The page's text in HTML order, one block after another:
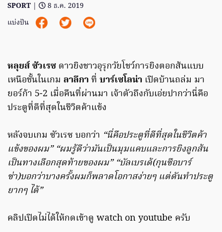
SPORT |
8 ธ.ค. 2019
แบ่งปัน
หลุยส์ ซัวเรซ ดาวยิงชาวอุรุกวัยโชว์การยิงตอกส้นแบบ
เหนือชั้นในเกม ลาลีกาที่ บาร์เซโลน่า เปิดบ้านถล่ม มา
ยอร์ก้า 5-2 เมื่อคืนที๋ผ่านมา เจ้าตัวถึงกับเอ่ยปากว่านี่คือ
ประตูที่ดีที่สุดในชีวิตค้าแข้ง
หลังจบเกม ซัวเรซ บอกว่า “นี่คือประตูที่ดีที่สุดในชีวิตค้า
แข้งของผม” “ผมรู้ดีว่ามันเป็นมุมแคบและการยิงลูกส้น
เป็นทางเลือกสุดท้ายของผม” “บัลเบรเด้(กุนซือบาร์
ซ่า)บอกว่าบางครั้งผมก็พลาดโอกาสง่ายๆ แต่ดันทำประตู
ยากๆ ได้”
คลิปเปิดไม่ได้ให้กดเข้าดู watch on youtube ครับ